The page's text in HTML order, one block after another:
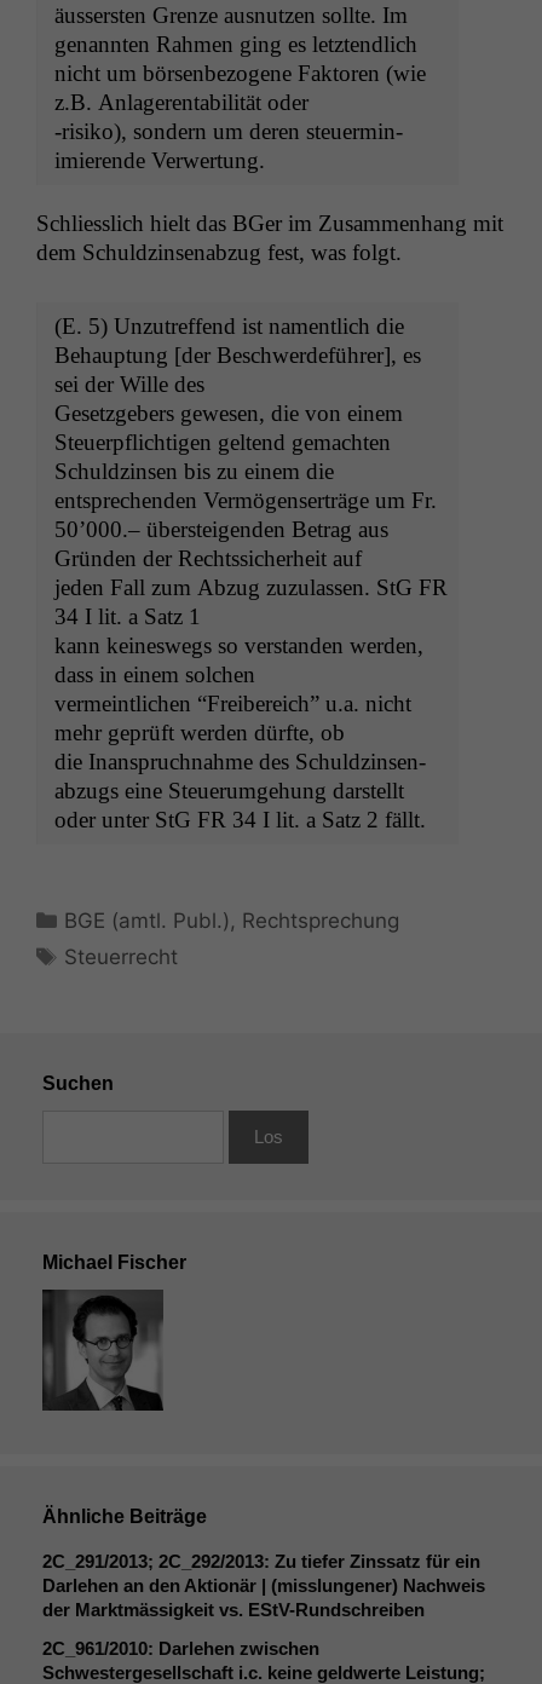
äusser­sten Gren­ze aus­nutzen sollte. Im
genan­nten Rah­men ging es letztendlich
nicht um börsen­be­zo­gene Fak­toren (wie
z.B. Anlagerentabil­ität oder
‑risiko), son­dern um deren steuer­min­
imierende Verwertung.
Schliesslich hielt das BGer im Zusam­men­hang mit
dem Schuldzin­sen­abzug fest, was folgt.
(E. 5) Unzutr­e­f­fend ist namentlich die
Behaup­tung [der Beschw­erde­führer], es
sei der Wille des
Geset­zge­bers gewe­sen, die von einem
Steuerpflichti­gen gel­tend gemachten
Schuldzin­sen bis zu einem die
entsprechen­den Ver­mö­genserträge um Fr.
50’000.– über­steigen­den Betrag aus
Grün­den der Rechtssicher­heit auf
jeden Fall zum Abzug zuzu­lassen. StG FR
34 I lit. a Satz 1
kann keineswegs so ver­standen wer­den,
dass in einem solchen
ver­meintlichen “Freibere­ich” u.a. nicht
mehr geprüft wer­den dürfte, ob
die Inanspruch­nahme des Schuldzin­sen­
abzugs eine Steuerumge­hung darstellt
oder unter StG FR 34 I lit. a Satz 2 fällt.
Kategorien
BGE (amtl. Publ.) , Rechtsprechung
Schlagwörter
Steuerrecht
Suchen
Michael Fischer
Ähnliche Beiträge
2C_291/2013; 2C_292/2013: Zu tiefer Zinssatz für ein
Darlehen an den Aktionär | (misslungener) Nachweis
der Marktmässigkeit vs. EStV-Rundschreiben
2C_961/2010: Darlehen zwischen
Schwestergesellschaft i.c. keine geldwerte Leistung;
diese Option
deaktivieren,
kann die
Website nicht
funktionieren.
Marketing
Wir speichern
anonyme Daten ab,
marketingtechnische
Auswertungen
durchführen zu
uns, unsere Website
zu verbessern.